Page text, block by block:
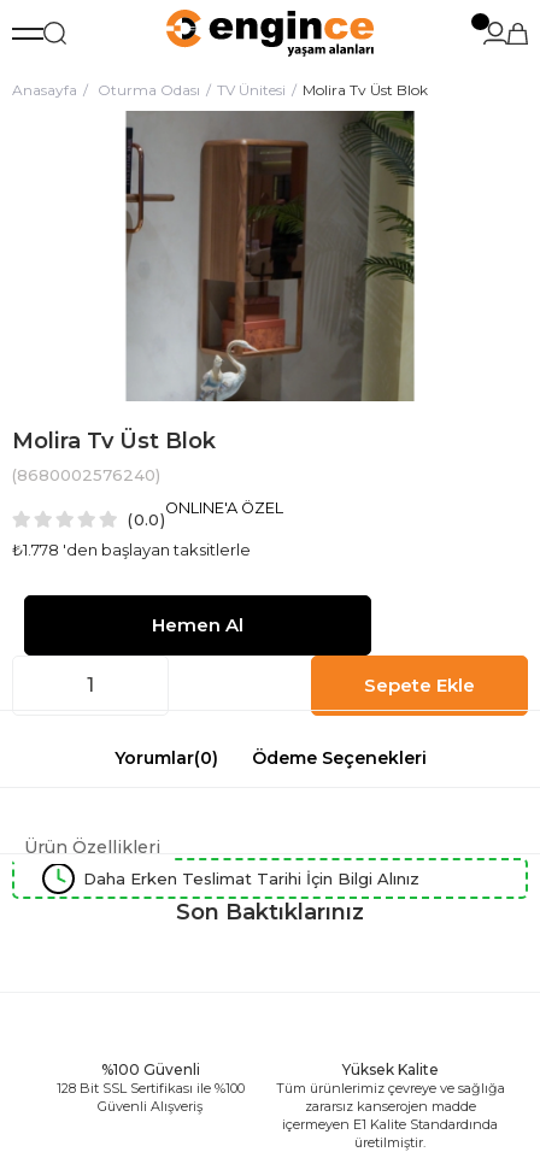
Anasayfa Oturma Odası TV Ünitesi Molira Tv Üst Blok
Molira Tv Üst Blok
(8680002576240)
0.0
₺1.778 'den başlayan taksitlerle
ONLINE'A ÖZEL
Yorumlar(0) Ödeme Seçenekleri
Ürün Özellikleri
Daha Erken Teslimat Tarihi İçin Bilgi Alınız
Son Baktıklarınız
%100 Güvenli
128 Bit SSL Sertifikası ile %100
Güvenli Alışveriş
Yüksek Kalite
Tüm ürünlerimiz çevreye ve sağlığa
zararsız kanserojen madde
içermeyen E1 Kalite Standardında
üretilmiştir.